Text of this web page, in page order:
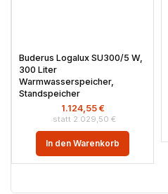
Buderus Logalux SU300/5 W,
300 Liter
Warmwasserspeicher,
Standspeicher
2.029,50 €
1.124,55 €
In den Warenkorb